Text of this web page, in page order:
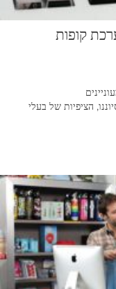
קופות
הציפיות של בעלי